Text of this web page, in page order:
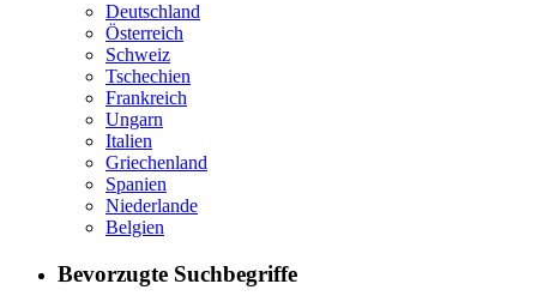
Deutschland
Österreich
Schweiz
Tschechien
Frankreich
Ungarn
Italien
Griechenland
Spanien
Niederlande
Belgien
Bevorzugte Suchbegriffe